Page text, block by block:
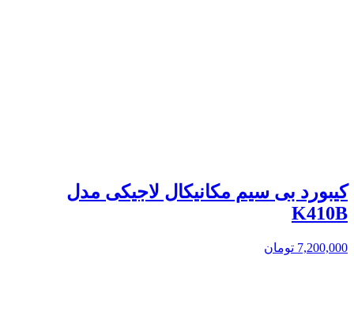
کیبورد بی سیم مکانیکال لاجیکی مدل
K410B
7,200,000 تومان